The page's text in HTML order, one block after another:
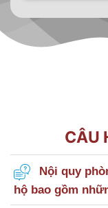
CÂU
Nội quy
hộ bao gồm